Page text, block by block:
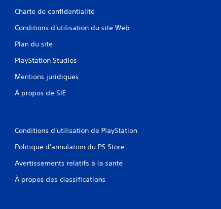
Charte de confidentialité
Conditions d'utilisation du site Web
Plan du site
PlayStation Studios
Mentions juridiques
À propos de SIE
Conditions d'utilisation de PlayStation
Politique d'annulation du PS Store
Avertissements relatifs à la santé
À propos des classifications